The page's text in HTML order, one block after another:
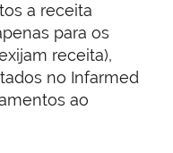
a receita
para os
receita),
no Infarmed
ao